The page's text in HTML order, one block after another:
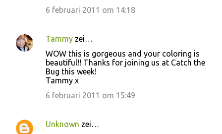
e
6 februari 2011 om 14:18
Tammy zei…
WOW this is gorgeous and your coloring is
beautiful!! Thanks for joining us at Catch the
Bug this week!
Tammy x
6 februari 2011 om 15:49
Unknown zei…